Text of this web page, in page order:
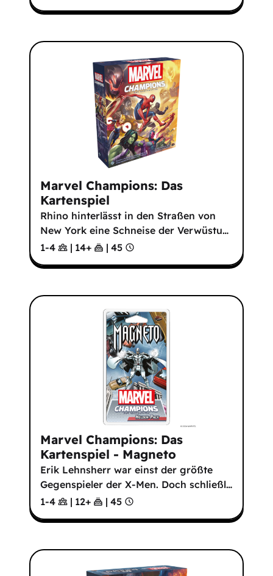
Marvel Champions: Das
Kartenspiel
Rhino hinterlässt in den Straßen von
New York eine Schneise der Verwüstu…
1-4
| 14+ | 45
Marvel Champions: Das
Kartenspiel - Magneto
Erik Lehnsherr war einst der größte
Gegenspieler der X-Men. Doch schließl…
1-4
| 12+ | 45